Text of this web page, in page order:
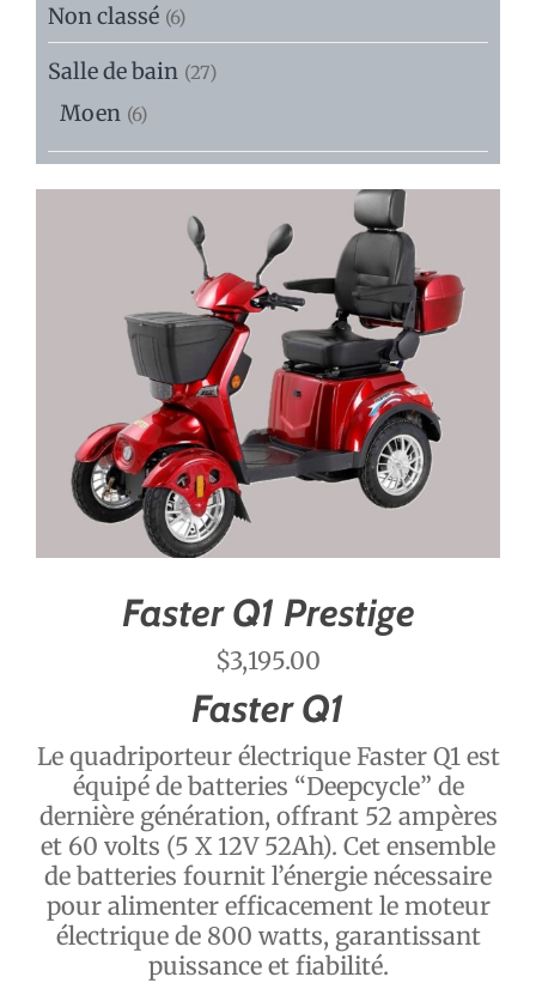
Non classé (6)
Salle de bain (27)
Moen (6)
Faster Q1 Prestige
$3,195.00
Faster Q1
Le quadriporteur électrique Faster Q1 est
équipé de batteries “Deepcycle” de
dernière génération, offrant 52 ampères
et 60 volts (5 X 12V 52Ah). Cet ensemble
de batteries fournit l’énergie nécessaire
pour alimenter efficacement le moteur
électrique de 800 watts, garantissant
puissance et fiabilité.